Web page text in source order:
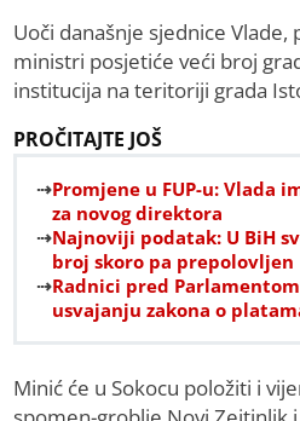
Uoči današnje sjednice Vlade,
ministri posjetiće veći broj
institucija na teritoriji grada
PROČITAJTE JOŠ
Promjene u FUP-u: Vlada
za novog direktora
Najnoviji podatak: U BiH
broj skoro pa prepolovljen
Radnici pred
usvajanju zakona o
Minić će u Sokocu položiti i